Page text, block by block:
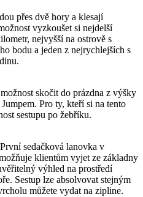
přes dvě hory a klesají
vyzkoušet si nejdelší
nejvyšší na ostrově s
bodu a jeden z nejrychlejších s
skočit do prázdna z výšky
Pro ty, kteří si na tento
sestupu po žebříku.
sedačková lanovka v
klientům vyjet ze základny
výhled na prostředí
Sestup lze absolvovat stejným
můžete vydat na zipline.